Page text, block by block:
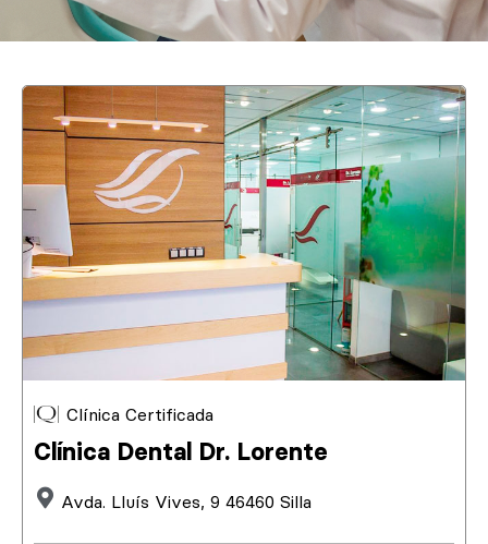
Clínica Certificada
Clínica Dental Dr. Lorente
Avda. Lluís Vives, 9 46460 Silla